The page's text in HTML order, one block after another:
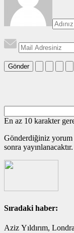
Gönder
En az 10 karakter
Gönderdiğiniz yorum
sonra yayınlanacaktır.
Sıradaki haber:
Aziz Yıldırım,